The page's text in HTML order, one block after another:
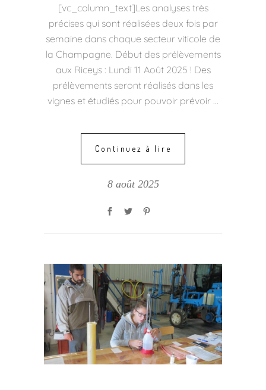
[vc_column_text]Les analyses très
précises qui sont réalisées deux fois par
semaine dans chaque secteur viticole de
la Champagne. Début des prélèvements
aux Riceys : Lundi 11 Août 2025 ! Des
prélèvements seront réalisés dans les
vignes et étudiés pour pouvoir prévoir
Continuez à lire
8 août 2025